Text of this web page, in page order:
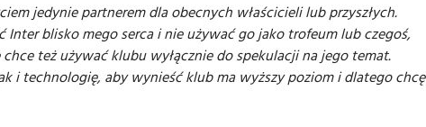
jedynie partnerem dla obecnych właścicieli lub przyszłych.
Inter blisko mego serca i nie używać go jako trofeum lub czegoś,
też używać klubu wyłącznie do spekulacji na jego temat.
i technologię, aby wynieść klub ma wyższy poziom i dlatego chcę